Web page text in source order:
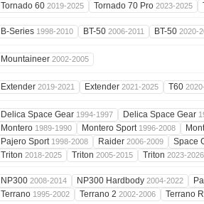
Tornado 60 2019-2025 Tornado 70 Pro 2023-2025
B-Series 1998-2010 BT-50 2006-2011 BT-50 2020-
Mountaineer 2002-2005
Extender 2019-2021 Extender 2021-2025 T60
Delica Space Gear 1994-1997 Delica Space Gear
Montero 1989-1990 Montero Sport 1996-2008
Pajero Sport 1998-2008 Raider 2006-2009
Space
Triton 2018-2025 Triton 2005-2015 Triton 2023-2026
NP300 2008-2014 NP300 Hardbody 2004-2022
Terrano 1995-2002 Terrano 2 2002-2006 Terrano